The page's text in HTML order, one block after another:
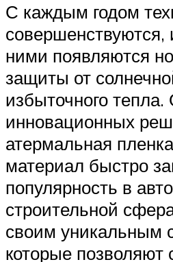
С каждым годом
совершенствуются,
ними появляются
защиты от
избыточного
инновационных
атермальная
материал быстро
популярность в
строительной
своим уникальным
которые позволяют